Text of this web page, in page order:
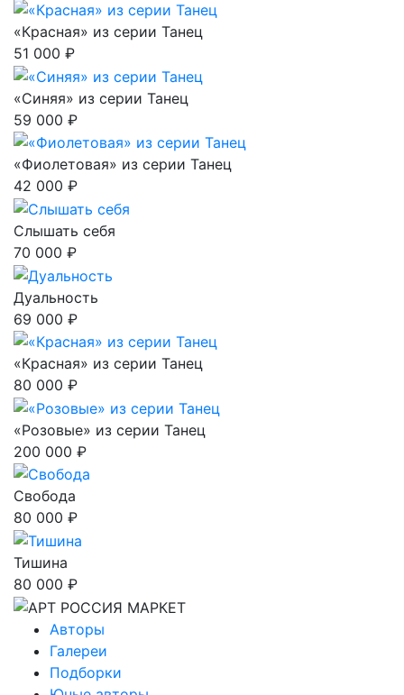
«Красная» из серии Танец
51 000 ₽
«Синяя» из серии Танец
59 000 ₽
«Фиолетовая» из серии Танец
42 000 ₽
Слышать себя
70 000 ₽
Дуальность
69 000 ₽
«Красная» из серии Танец
80 000 ₽
«Розовые» из серии Танец
200 000 ₽
Свобода
80 000 ₽
Тишина
80 000 ₽
Авторы
Галереи
Подборки